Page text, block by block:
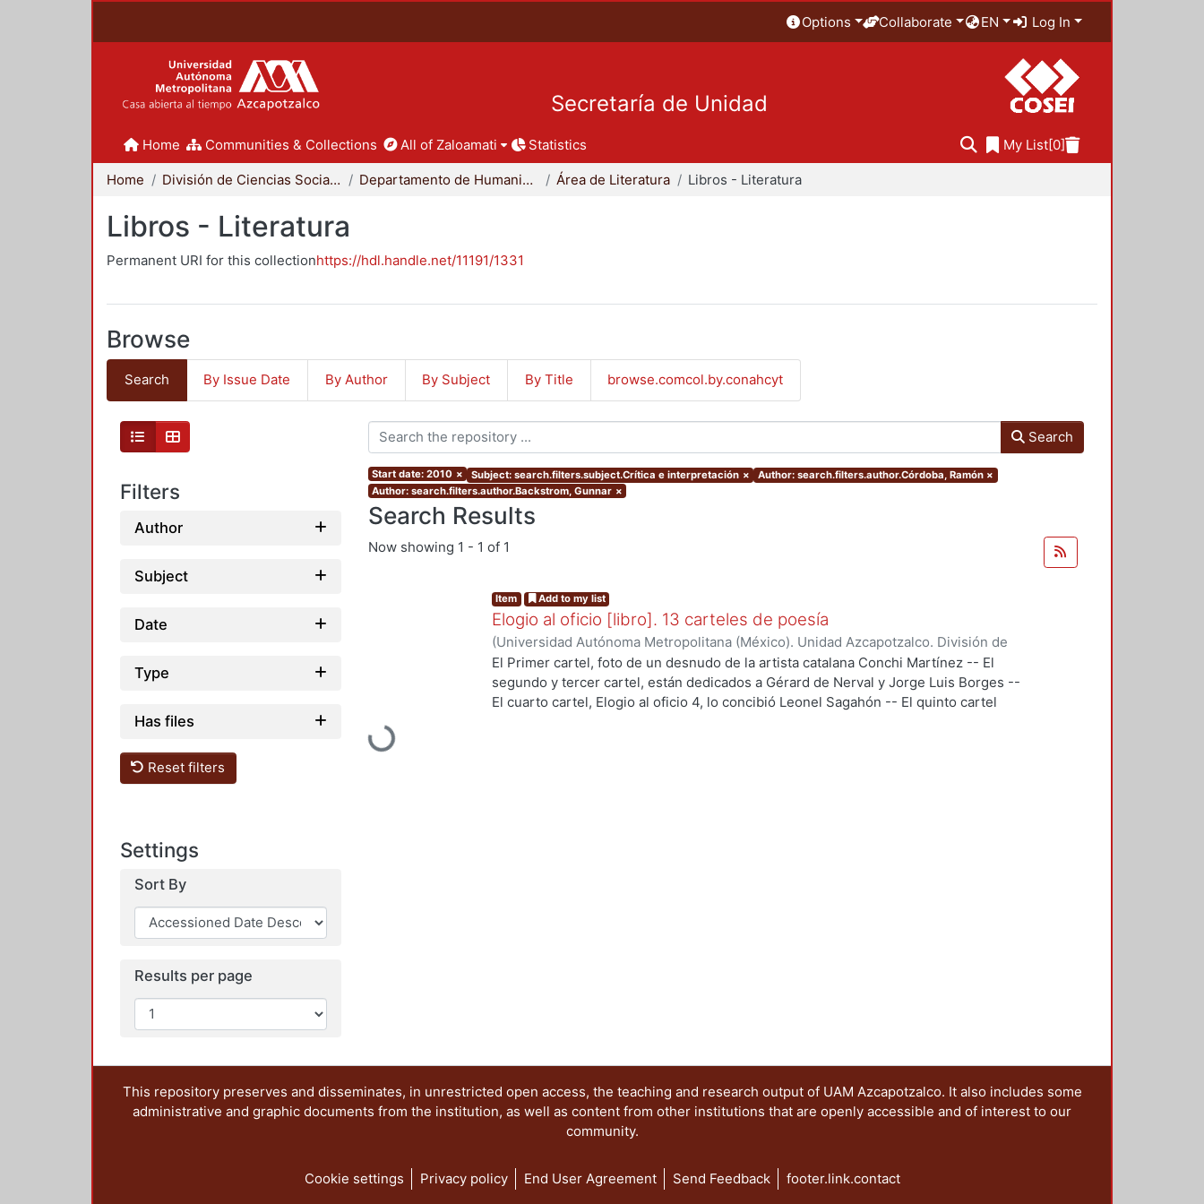
Options Collaborate EN Log In
Secretaría de Unidad
Home Communities & Collections All of Zaloamati Statistics My List[0]
Home División de Ciencias Sociales y Humanidades Departamento de Humanidades Área de Literatura Libros - Literatura
Libros - Literatura
Permanent URI for this collectionhttps://hdl.handle.net/11191/1331
Browse
Search By Issue Date By Author By Subject By Title browse.comcol.by.conahcyt
Filters
Author
Subject
Date
Type
Has files
Reset filters
Settings
Sort By
Results per page
Search
Start date: 2010 × Subject: search.filters.subject.Crítica e interpretación × Author: search.filters.author.Córdoba, Ramón ×
Author: search.filters.author.Backstrom, Gunnar ×
Search Results
Now showing 1 - 1 of 1
Loading...
Item Add to my list
Elogio al oficio [libro]. 13 carteles de poesía
(Universidad Autónoma Metropolitana (México). Unidad Azcapotzalco. División de
Ciencias Sociales y Humanidades.,2013-01)Córdoba, Ramón;Segovia, Ramón;
López Aguilar, Enrique;Rémura, Adriano; Martré, Gonzalo;Backstrom, Gunnar;
Hiroko Ito Sugiyama, Gloria Josephine;López Moreno, Roberto; Maldonado López,
El Primer cartel, foto de un desnudo de la artista catalana Conchi Martínez -- El
segundo y tercer cartel, están dedicados a Gérard de Nerval y Jorge Luis Borges --
El cuarto cartel, Elogio al oficio 4, lo concibió Leonel Sagahón -- El quinto cartel
This repository preserves and disseminates, in unrestricted open access, the teaching and research output of UAM Azcapotzalco. It also includes some
administrative and graphic documents from the institution, as well as content from other institutions that are openly accessible and of interest to our
community.
Cookie settings Privacy policy End User Agreement Send Feedback footer.link.contact